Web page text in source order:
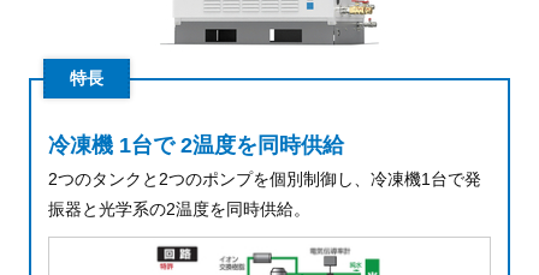
特長
冷凍機 1台で 2温度を同時供給
2つのタンクと2つのポンプを個別制御し、冷凍機1台で発
振器と光学系の2温度を同時供給。